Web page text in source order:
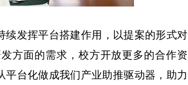
续发挥平台搭建作用， 以提案的形式对
方面的需求，校方开放更多的合作资
台化做成我们产业助推驱动器，助力